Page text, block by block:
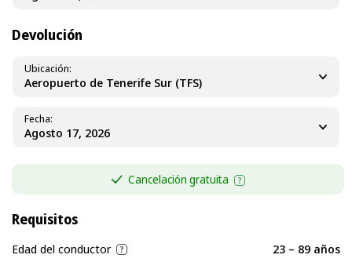
Devolución
Aeropuerto de Tenerife Sur (TFS)
Ubicación
Fecha
Cancelación gratuita
Requisitos
Edad del conductor
23 – 89 años